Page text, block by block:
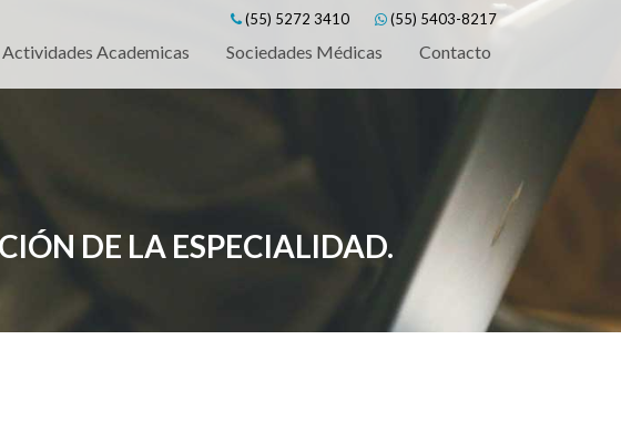
(55) 5272 3410 (55) 5403-8217
Actividades Academicas Sociedades Médicas Contacto
DE LA ESPECIALIDAD.